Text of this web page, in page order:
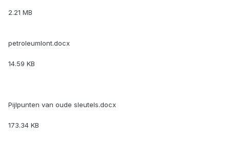
2.21 MB
petroleumlont.docx
14.59 KB
Pijlpunten van oude sleutels.docx
173.34 KB